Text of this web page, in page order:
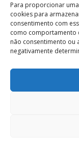
Para proporcionar
cookies para
consentimento com
como comportamento
não consentimento ou
negativamente
48
48